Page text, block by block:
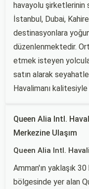
havayolu şirketlerinin
İstanbul, Dubai,
destinasyonlara
düzenlenmektedir.
etmek isteyen
satın alarak
Havalimanı
Queen Alia Intl.
Merkezine Ulaşım
Queen Alia Intl.
Amman'ın yaklaşık
bölgesinde yer alan